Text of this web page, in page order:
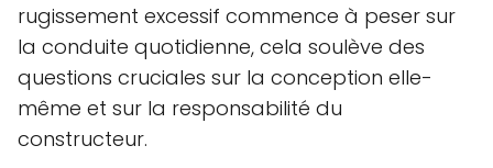
rugissement excessif commence à peser sur
la conduite quotidienne, cela soulève des
questions cruciales sur la conception elle-
même et sur la responsabilité du
constructeur.